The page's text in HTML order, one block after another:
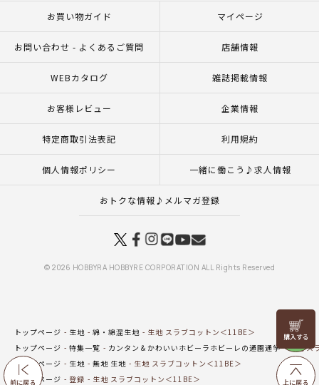
前に戻る
リリヤン
フェア
上に戻る
お買い物ガイド マイページ
お問い合わせ - よくあるご質問 店舗情報
WEBカタログ 雑誌掲載情報
お客様レビュー 企業情報
特定商取引法表記 利用規約
個人情報ポリシー 一緒に働こう♪求人情報
おトクな情報♪メルマガ登録
© 2026 HOBBYRA HOBBYRE CORPORATION ALL Rights Reserved
トップページ 生地 綿・綿混生地
生地 スラブコットン＜11BE＞
トップページ
特集一覧 カンタン＆かわいいホビーラホビーレの通園通学 生地 ス
トップページ
生地 無地 生地
生地 スラブコットン＜11BE＞
トップページ
登録 生地 スラブコットン＜11BE＞